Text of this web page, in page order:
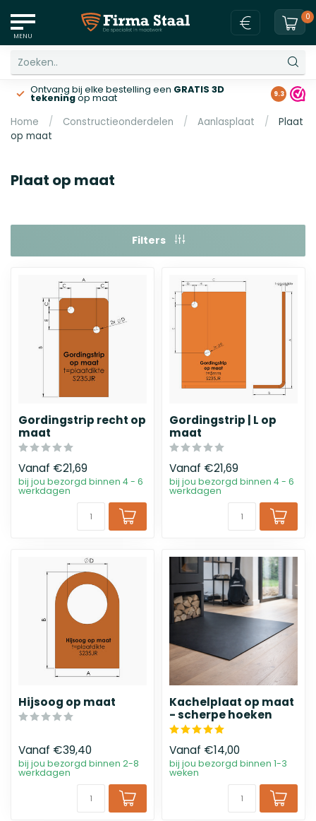
MENU
0
Ontvang bij elke bestelling een GRATIS 3D
tekeningop maat Gratis
9.3
Home / Constructieonderdelen / Aanlasplaat /
Plaat
op maat
Plaat op maat
Filters
Gordingstrip recht op
maat
Vanaf €21,69
bij jou bezorgd binnen 4 - 6
werkdagen
Gordingstrip | L op
maat
Vanaf €21,69
bij jou bezorgd binnen 4 - 6
werkdagen
Hijsoog op maat
Vanaf €39,40
bij jou bezorgd binnen 2-8
werkdagen
Kachelplaat op maat
- scherpe hoeken
Vanaf €14,00
bij jou bezorgd binnen 1-3
weken